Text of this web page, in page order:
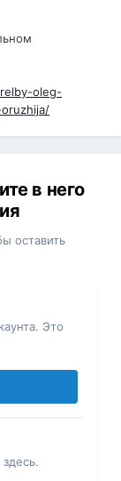
oleg-
в него
оставить
Это